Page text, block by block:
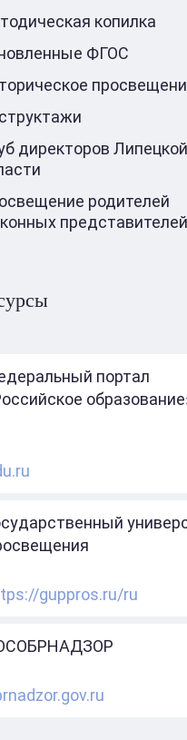
копилка
ФГОС
директоров Липецкой
родителей
портал
guppros.ru/ru